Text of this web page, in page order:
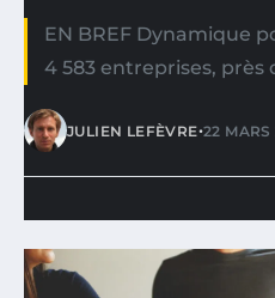
EN BREF Dynamique
4 583 entreprises, près
JULIEN LEFÈVRE•22 MARS